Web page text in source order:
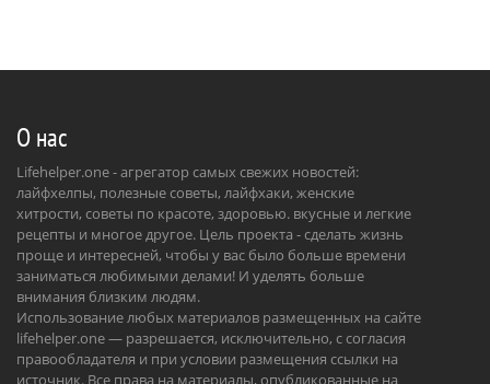
О нас
Lifehelper.one - агрегатор самых свежих новостей:
лайфхелпы, полезные советы, лайфхаки, женские
хитрости, советы по красоте, здоровью. вкусные и легкие
рецепты и многое другое. Цель проекта - сделать жизнь
проще и интересней, чтобы у вас было больше времени
заниматься любимыми делами! И уделять больше
внимания близким людям.
Использование любых материалов размещенных на сайте
lifehelper.one — разрешается, исключительно, с согласия
правообладателя и при условии размещения ссылки на
источник. Все права на материалы, опубликованные на